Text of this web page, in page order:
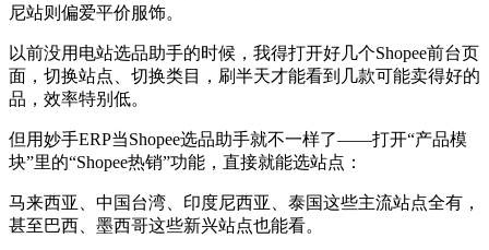
尼站则偏爱平价服饰。
以前没用电站选品助手的时候，我得打开好几个Shopee前台页
面，切换站点、切换类目，刷半天才能看到几款可能卖得好的
品，效率特别低。
但用妙手ERP当Shopee选品助手就不一样了——打开“产品模
块”里的“Shopee热销”功能，直接就能选站点：
马来西亚、中国台湾、印度尼西亚、泰国这些主流站点全有，
甚至巴西、墨西哥这些新兴站点也能看。